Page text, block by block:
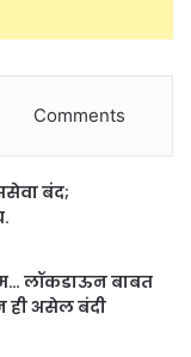
Comments
बंद;
लॉकडाऊन बाबत
ही असेल बंदी